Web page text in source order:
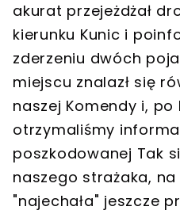
akurat przejeżdżał
kierunku Kunic i
zderzeniu dwóch
miejscu znalazł się
naszej Komendy i,
otrzymaliśmy
poszkodowanej Tak
naszego strażaka,
"najechała" jeszcze